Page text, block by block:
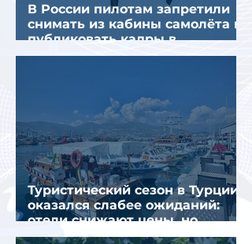
В России пилотам запретили
снимать из кабины самолёта и
публиковать кадры в
интернете
Туристический сезон в Турции
оказался слабее ожиданий:
отели снижают цены, но
загрузка остается низкой